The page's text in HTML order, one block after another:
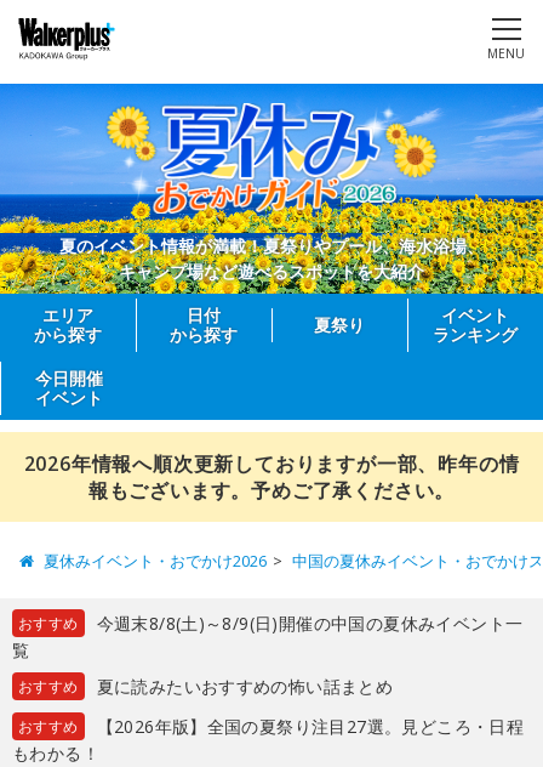
MENU
夏のイベント情報が満載！夏祭りやプール、海水浴場、
キャンプ場など遊べるスポットを大紹介
エリア
から探す
日付
から探す
夏祭り
イベント
ランキング
今日開催
イベント
2026年情報へ順次更新しておりますが一部、昨年の情
報もございます。予めご了承ください。
夏休みイベント・おでかけ2026 中国の夏休みイベント・おでかけ
おすすめ
今週末8/8(土)～8/9(日)開催の中国の夏休みイベント一
覧
おすすめ 夏に読みたいおすすめの怖い話まとめ
おすすめ
【2026年版】全国の夏祭り注目27選。見どころ・日程
もわかる！